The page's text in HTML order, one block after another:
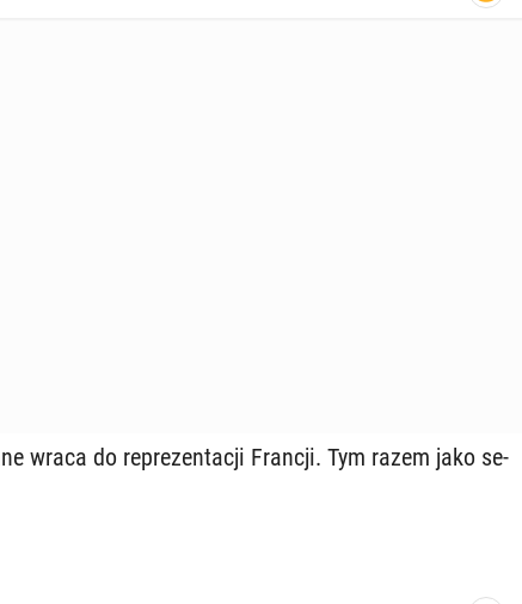
wraca do re­pre­zen­ta­cji Francji. Tym razem jako se­